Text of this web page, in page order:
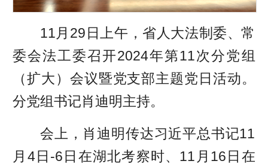
11月29日上午，省人大法制委、常
委会法工委召开2024年第11次分党组
（扩大）会议暨党支部主题党日活动。
分党组书记肖迪明主持。
会上，肖迪明传达习近平总书记11
月4日-6日在湖北考察时、11月16日在